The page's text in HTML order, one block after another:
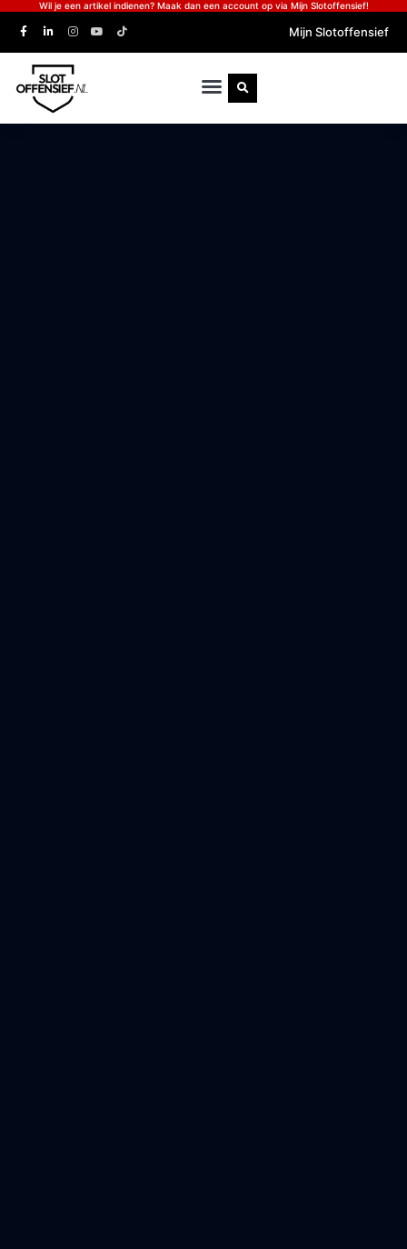
Wil je een artikel indienen? Maak dan een account op via Mijn Slotoffensief!
Mijn Slotoffensief